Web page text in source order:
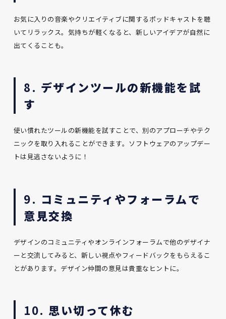
お気に入りの音楽やクリエイティブに関するポッドキャストを聴
いてリラックス。気持ちが軽くなると、新しいアイデアが自然に
出てくることも。
8. デザインツールの新機能を試
す
使い慣れたツールの新機能を試すことで、別のアプローチやテク
ニックを取り入れることができます。ソフトウェアのアップデー
トは見逃さないように！
9. コミュニティやフォーラムで
意見交換
デザインのコミュニティやオンラインフォーラムで他のデザイナ
ーと交流してみると、新しい視点やフィードバックをもらえるこ
とがあります。デザイン仲間の意見は貴重なヒントに。
10. 思い切って休む